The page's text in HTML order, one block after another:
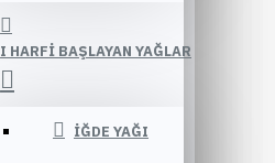
I HARFI BAŞLAYAN YAĞLAR
İĞDE YAĞI